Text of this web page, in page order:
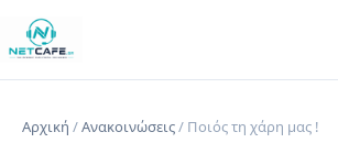
Αρχική /Ανακοινώσεις/ Ποιός τη χάρη μας !